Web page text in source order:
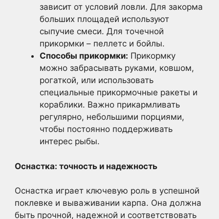
зависит от условий ловли. Для закорма
больших площадей используют
сыпучие смеси. Для точечной
прикормки – пеллетс и бойлы.
Способы прикормки: Прикормку
можно забрасывать руками, ковшом,
рогаткой, или использовать
специальные прикормочные ракеты и
кораблики. Важно прикармливать
регулярно, небольшими порциями,
чтобы постоянно поддерживать
интерес рыбы.
Оснастка: точность и надежность
Оснастка играет ключевую роль в успешной
поклевке и вываживании карпа. Она должна
быть прочной, надежной и соответствовать